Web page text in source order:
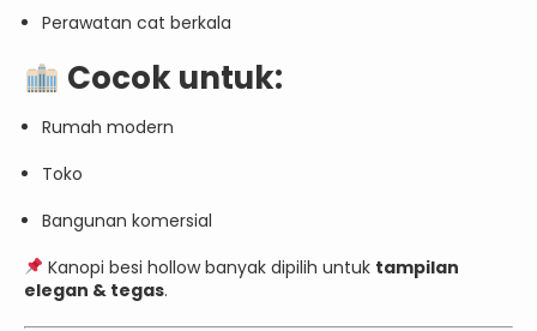
Perawatan cat berkala
Cocok untuk:
Rumah modern
Toko
Bangunan komersial
Kanopi besi hollow banyak dipilih untuk tampilan
elegan & tegas.